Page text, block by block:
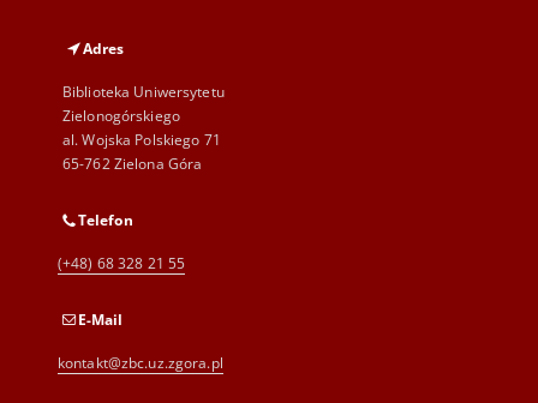
Adres
Biblioteka Uniwersytetu
Zielonogórskiego
al. Wojska Polskiego 71
65-762 Zielona Góra
Telefon
(+48) 68 328 21 55
E-Mail
kontakt@zbc.uz.zgora.pl